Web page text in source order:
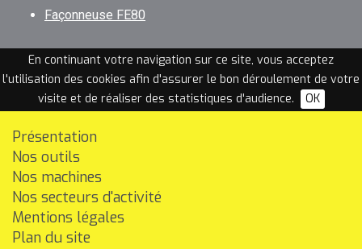
Façonneuse FE80
En continuant votre navigation sur ce site, vous acceptez
l'utilisation des cookies afin d'assurer le bon déroulement de votre
visite et de réaliser des statistiques d'audience.
OK
Présentation
Nos outils
Nos machines
Nos secteurs d'activité
Mentions légales
Plan du site